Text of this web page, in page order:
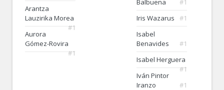
Arantza
Lauzirika Morea
#1
Aurora
Gómez-Rovira
#1
Balbuena
#1
Iris Wazarus
#1
Isabel
Benavides
#1
Isabel Herguera
#1
Iván Pintor
Iranzo
#1